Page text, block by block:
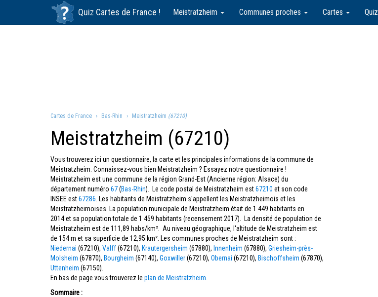
Quiz Cartes de France ! Meistratzheim Communes proches Cartes Quiz
Cartes de France Bas-Rhin Meistratzheim (67210)
Meistratzheim (67210)
Vous trouverez ici un questionnaire, la carte et les principales informations de la commune de
Meistratzheim. Connaissez-vous bien Meistratzheim ? Essayez notre questionnaire !
Meistratzheim est une commune de la région Grand-Est (Ancienne région: Alsace) du
département numéro 67(Bas-Rhin). Le code postal de Meistratzheim est67210 et son code
INSEE est67286 . Les habitants de Meistratzheim s'appellent les Meistratzheimois et les
Meistratzheimoises. La population municipale de Meistratzheim était de 1 449 habitants en
2014 et sa population totale de 1 459 habitants (recensement 2017). La densité de population de
Meistratzheim est de 111,89 habs/km². Au niveau géographique, l'altitude de Meistratzheim est
de 154 m et sa superficie de 12,95 km². Les communes proches de Meistratzheim sont :
Niedernai (67210), Valff(67210), Krautergersheim (67880), Innenheim (67880), Griesheim-près-
Molsheim (67870), Bourgheim (67140), Goxwiller(67210), Obernai (67210), Bischoffsheim (67870),
Uttenheim (67150).
En bas de page vous trouverez le plan de Meistratzheim
Sommaire :